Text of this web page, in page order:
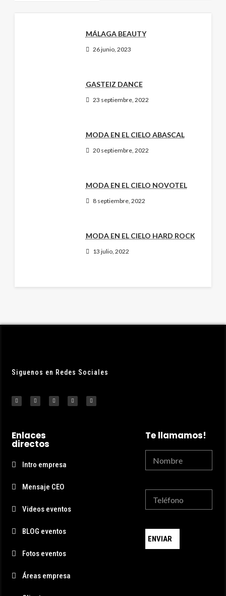
MÁLAGA BEAUTY
26 junio, 2023
GASTEIZ DANCE
23 septiembre, 2022
MODA EN EL CIELO ABASCAL
20 septiembre, 2022
MODA EN EL CIELO NOVOTEL
8 septiembre, 2022
MODA EN EL CIELO HARD ROCK
13 julio, 2022
Siguenos en Redes Sociales
Enlaces
directos
Intro empresa
Mensaje CEO
Videos eventos
BLOG eventos
Fotos eventos
Áreas empresa
Te llamamos!
ENVIAR